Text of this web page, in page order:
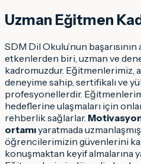
Uzman Eğitmen
SDM Dil Okulu’nun
etkenlerden biri, uzman ve
kadromuzdur. Eğitmenlerimiz,
deneyime sahip, sertifikalı ve
profesyonellerdir.
hedeflerine ulaşmaları için
rehberlik sağlarlar.
ortamıyaratmada
öğrencilerimizin güvenlerini
konuşmaktan keyif almalarına